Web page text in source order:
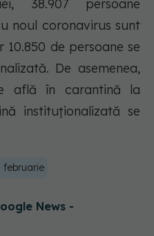
38.907 persoane
noul coronavirus sunt
de persoane se
De asemenea,
află în carantină la
instituționalizată se
februarie
News -